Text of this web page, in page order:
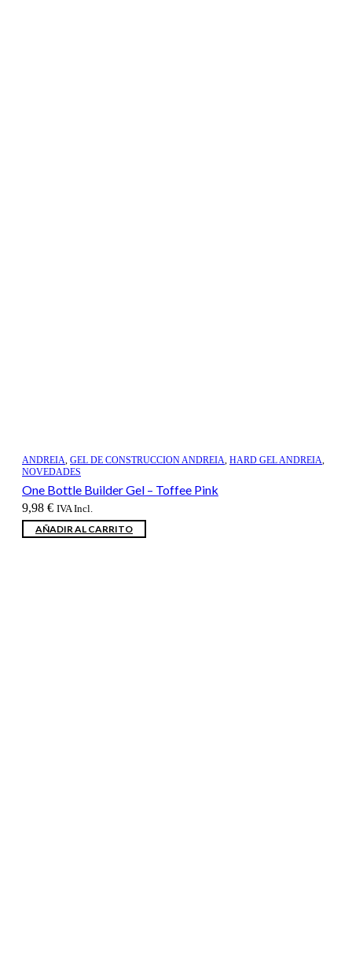
ANDREIA, GEL DE CONSTRUCCION ANDREIA, HARD GEL ANDREIA,
NOVEDADES
One Bottle Builder Gel – Toffee Pink
9,98 € IVA Incl.
AÑADIR AL CARRITO